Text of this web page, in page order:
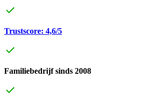
Trustscore: 4,6/5
Familiebedrijf sinds 2008